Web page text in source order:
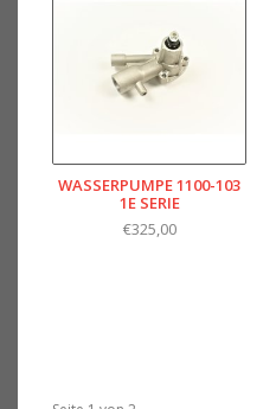
WASSERPUMPE 1100-103
1E SERIE
€325,00